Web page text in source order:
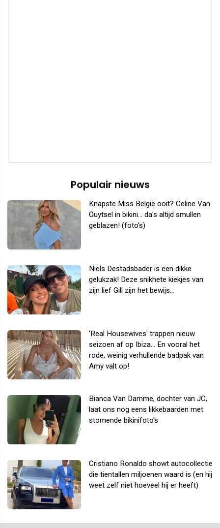
Populair nieuws
Knapste Miss België ooit? Celine Van
Ouytsel in bikini... da's altijd smullen
geblazen! (foto's)
Niels Destadsbader is een dikke
gelukzak! Deze snikhete kiekjes van
zijn lief Gill zijn het bewijs...
'Real Housewives' trappen nieuw
seizoen af op Ibiza... En vooral het
rode, weinig verhullende badpak van
Amy valt op!
Bianca Van Damme, dochter van JC,
laat ons nog eens likkebaarden met
stomende bikinifoto's
Cristiano Ronaldo showt autocollectie
die tientallen miljoenen waard is (en hij
weet zelf niet hoeveel hij er heeft)